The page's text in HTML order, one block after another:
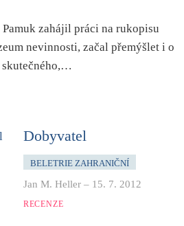
zahájil práci na rukopisu
nevinnosti, začal přemýšlet i o
Dobyvatel
BELETRIE ZAHRANIČNÍ
Jan M. Heller – 15. 7. 2012
RECENZE